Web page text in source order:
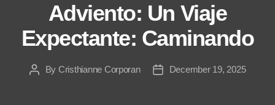
Adviento: Un Viaje
Expectante: Caminando
PostBy Cristhianne Corporan
PostDecember 19, 2025